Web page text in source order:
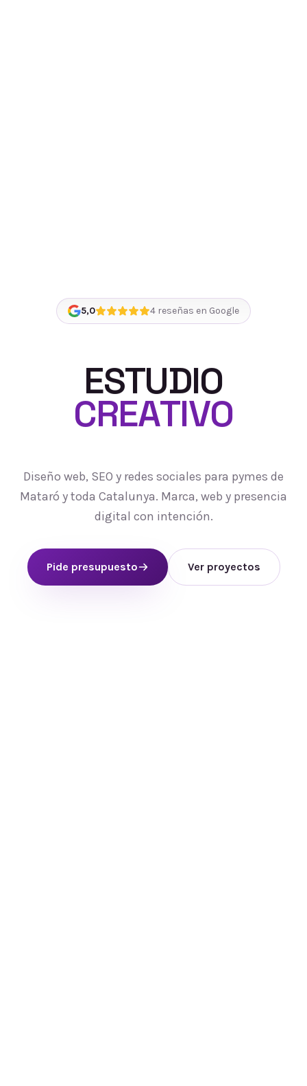
5,0 4reseñas en Google
ESTUDIO
CREATIVO
Diseño web, SEO y redes sociales para pymes de
Mataró y toda Catalunya. Marca, web y presencia
digital con intención.
Pide presupuesto Ver proyectos